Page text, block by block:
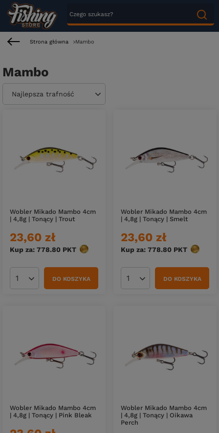
Strona główna Mambo
Mambo
Zmień sortowanie
Najlepsza trafność
Wobler Mikado Mambo 4cm
| 4,8g | Tonący | Trout
23,60 zł
Kup za: 778.80 PKT punktów
Ilość produktówDO KOSZYKA
Wobler Mikado Mambo 4cm
| 4,8g | Tonący | Smelt
23,60 zł
Kup za: 778.80 PKT punktów
Ilość produktówDO KOSZYKA
Wobler Mikado Mambo 4cm
| 4,8g | Tonący | Pink Bleak
Wobler Mikado Mambo 4cm
| 4,8g | Tonący | Oikawa
Perch